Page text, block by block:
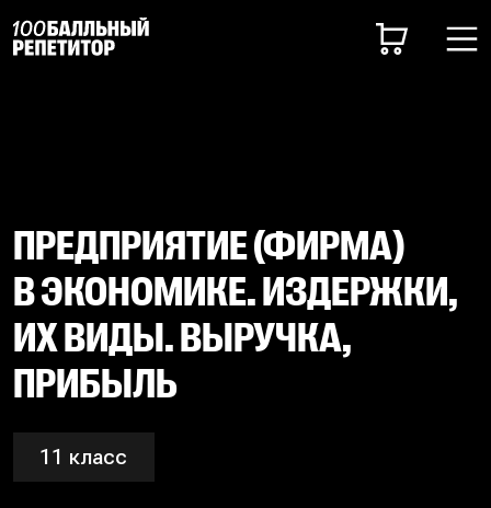
ПРЕДПРИЯТИЕ (ФИРМА)
В ЭКОНОМИКЕ. ИЗДЕРЖКИ,
ИХ ВИДЫ. ВЫРУЧКА,
ПРИБЫЛЬ
11 класс